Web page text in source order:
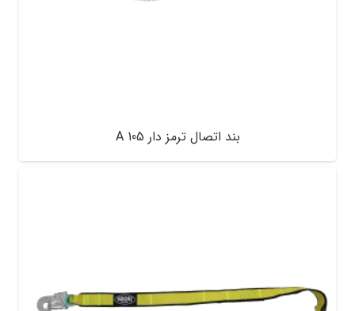
بند اتصال ترمز دار A 105